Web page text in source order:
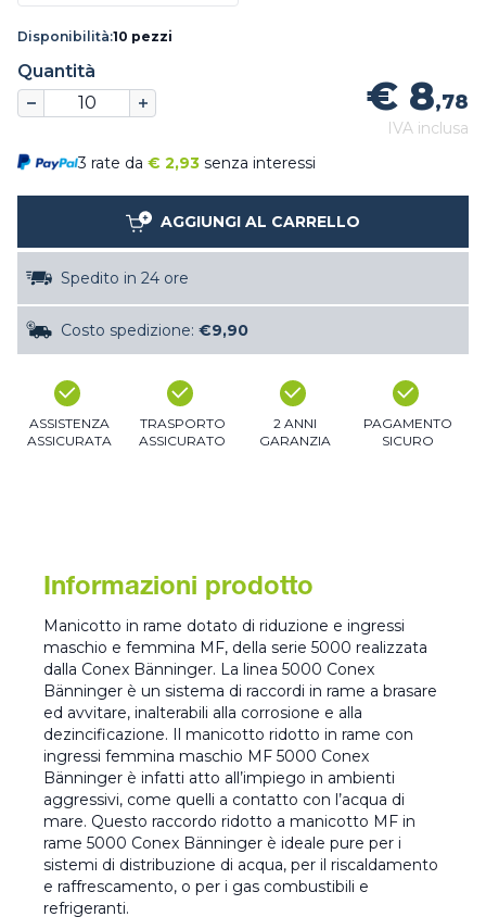
Disponibilità:10 pezzi
Quantità
€ 8,78
IVA inclusa
3 rate da € 2,93 senza interessi
AGGIUNGI AL CARRELLO
Spedito in 24 ore
Costo spedizione: €9,90
ASSISTENZA
ASSICURATA
TRASPORTO
ASSICURATO
2 ANNI
GARANZIA
PAGAMENTO
SICURO
Informazioni prodotto
Manicotto in rame dotato di riduzione e ingressi
maschio e femmina MF, della serie 5000 realizzata
dalla Conex Bänninger. La linea 5000 Conex
Bänninger è un sistema di raccordi in rame a brasare
ed avvitare, inalterabili alla corrosione e alla
dezincificazione. Il manicotto ridotto in rame con
ingressi femmina maschio MF 5000 Conex
Bänninger è infatti atto all’impiego in ambienti
aggressivi, come quelli a contatto con l’acqua di
mare. Questo raccordo ridotto a manicotto MF in
rame 5000 Conex Bänninger è ideale pure per i
sistemi di distribuzione di acqua, per il riscaldamento
e raffrescamento, o per i gas combustibili e
refrigeranti.